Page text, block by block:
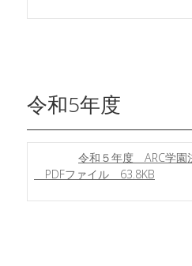
令和5年度
令和５年度 ARC学園
PDFファイル 63.8KB